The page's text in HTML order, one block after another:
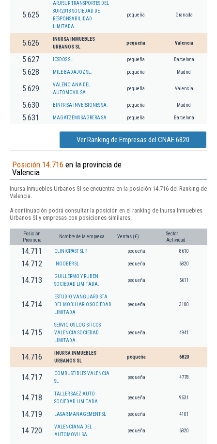
5.625
ARJISUR TRANSPORTES DEL
SUR 2013 SOCIEDAD DE
RESPONSABILIDAD
LIMITADA.
pequeña Granada
5.626
INURSA INMUEBLES
URBANOS SL
pequeña Valencia
5.627 ICSDOS SL pequeña Barcelona
5.628 MILE BADAJOZ SL. pequeña Madrid
5.629
VALENCIANA DEL
AUTOMOVIL SA
pequeña Valencia
5.630 BINFRISA INVERSIONES SA. pequeña Madrid
5.631 MAGATZEMS SAGRERA SA pequeña Barcelona
Ver Ranking de Empresas del CNAE 6820
Posición 14.716 en la provincia de
Valencia
Inursa Inmuebles Urbanos Sl se encuentra en la posición 14.716 del Ranking de
Valencia.
A continuación podrá consultar la posición en el ranking de Inursa Inmuebles
Urbanos Sl y empresas con posiciones similares:
Posición
Provincia
Nombre de la empresa Ventas (€)
Sector
Actividad
14.711 CLINICPAST SLP. pequeña 8610
14.712 INGOBER SL pequeña 6820
14.713
GUILLERMO Y RUBEN
SOCIEDAD LIMITADA.
pequeña 5611
14.714
ESTUDIO VANGUARDISTA
DEL MOBILIARIO SOCIEDAD
LIMITADA
pequeña 3100
14.715
SERVICIOS LOGISTICOS
VALENCIA SOCIEDAD
LIMITADA.
pequeña 4941
14.716
INURSA INMUEBLES
URBANOS SL
pequeña 6820
14.717
COMBUSTIBLES VALENCIA
SL
pequeña 4778
14.718
TALLER SAEZ AUTO
SOCIEDAD LIMITADA.
pequeña 9531
14.719 LASAR MANAGEMENT SL pequeña 4101
14.720
VALENCIANA DEL
AUTOMOVIL SA
pequeña 6820